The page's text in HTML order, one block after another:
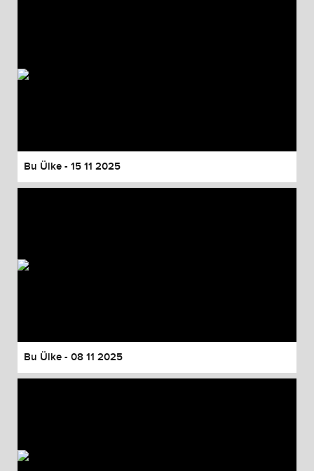
Bu Ülke - 15 11 2025
Bu Ülke - 08 11 2025